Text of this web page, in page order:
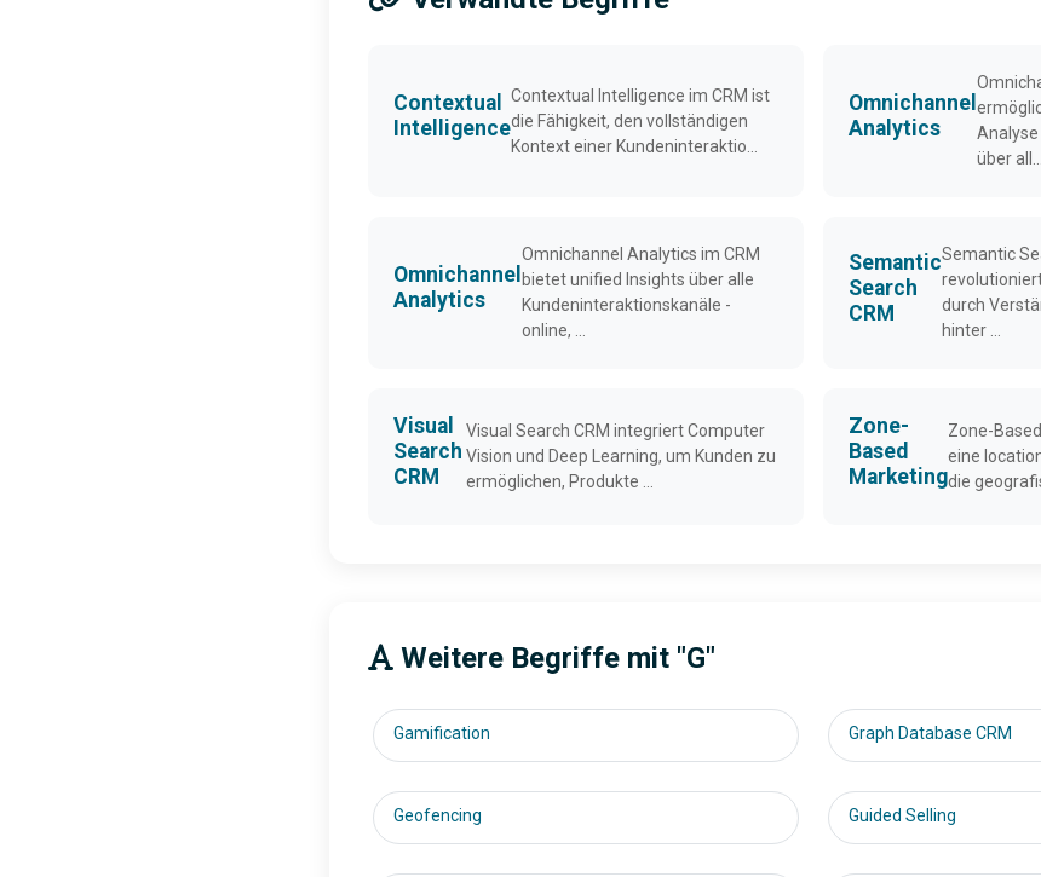
Contextual
Intelligence
Contextual Intelligence im CRM ist
die Fähigkeit, den vollständigen
Kontext einer Kundeninteraktio...
Omnichannel
Analytics
über all...
Omnichannel
Analytics
Omnichannel Analytics im CRM
bietet unified Insights über alle
Kundeninteraktionskanäle -
online, ...
Semantic
Search
CRM
Semantic
durch
hinter ...
Visual
Search
CRM
Visual Search CRM integriert Computer
Vision und Deep Learning, um Kunden zu
ermöglichen, Produkte ...
Zone-
Based
Marketing
Zone-
eine
die
Weitere Begriffe mit "G"
Gamification Graph Database CRM
Geofencing Guided Selling